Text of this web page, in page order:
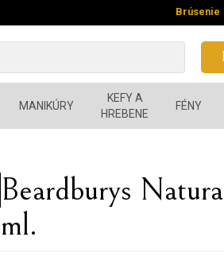
Brúsenie
MANIKÚRY
KEFY A
HREBENE
FÉNY
Beardburys
ml.